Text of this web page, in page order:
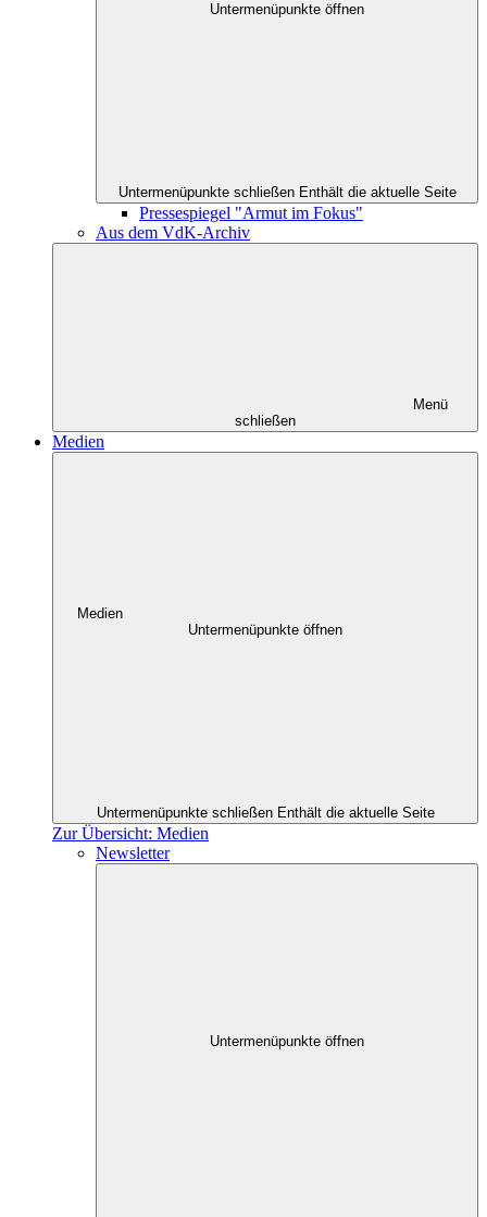
Untermenüpunkte öffnen
Untermenüpunkte schließen Enthält die aktuelle Seite
Pressespiegel "Armut im Fokus"
Aus dem VdK-Archiv
Menü
schließen
Medien
Medien
Untermenüpunkte öffnen
Untermenüpunkte schließen Enthält die aktuelle Seite
Zur Übersicht: Medien
Newsletter
Untermenüpunkte öffnen